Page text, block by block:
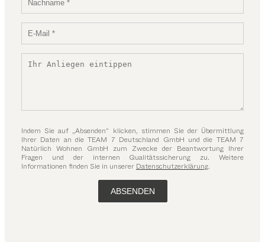
Indem Sie auf „Absenden“ klicken, stimmen Sie der Übermittlung
Ihrer Daten an die TEAM 7 Deutschland GmbH und die TEAM 7
Natürlich Wohnen GmbH zum Zwecke der Beantwortung Ihrer
Fragen und der internen Qualitätssicherung zu. Weitere
Informationen finden Sie in unserer Datenschutzerklärung.
ABSENDEN